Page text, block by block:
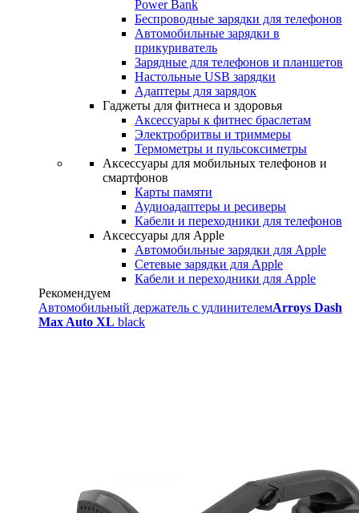
Power Bank
Беспроводные зарядки для телефонов
Автомобильные зарядки в
прикуриватель
Зарядные для телефонов и планшетов
Настольные USB зарядки
Адаптеры для зарядок
Гаджеты для фитнеса и здоровья
Аксессуары к фитнес браслетам
Электробритвы и триммеры
Термометры и пульсоксиметры
Аксессуары для мобильных телефонов и
смартфонов
Карты памяти
Аудиоадаптеры и ресиверы
Кабели и переходники для телефонов
Аксессуары для Apple
Автомобильные зарядки для Apple
Сетевые зарядки для Apple
Кабели и переходники для Apple
Рекомендуем
Автомобильный держатель с удлинителемArroys Dash
Max Auto XL black